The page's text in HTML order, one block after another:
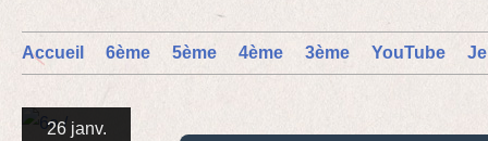
Accueil 6ème 5ème 4ème 3ème YouTube
26 janv.